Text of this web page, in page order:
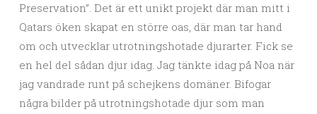
Preservation”. Det är ett unikt projekt där man mitt i
Qatars öken skapat en större oas, där man tar hand
om och utvecklar utrotningshotade djurarter. Fick se
en hel del sådan djur idag. Jag tänkte idag på Noa när
jag vandrade runt på schejkens domäner. Bifogar
några bilder på utrotningshotade djur som man